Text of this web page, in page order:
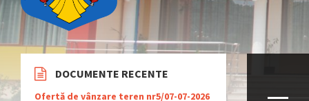
DOCUMENTE RECENTE
Ofertă de vânzare teren nr5/07-07-2026